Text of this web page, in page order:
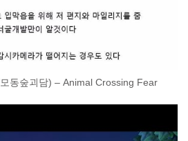
동숲괴담) – Animal Crossing Fear